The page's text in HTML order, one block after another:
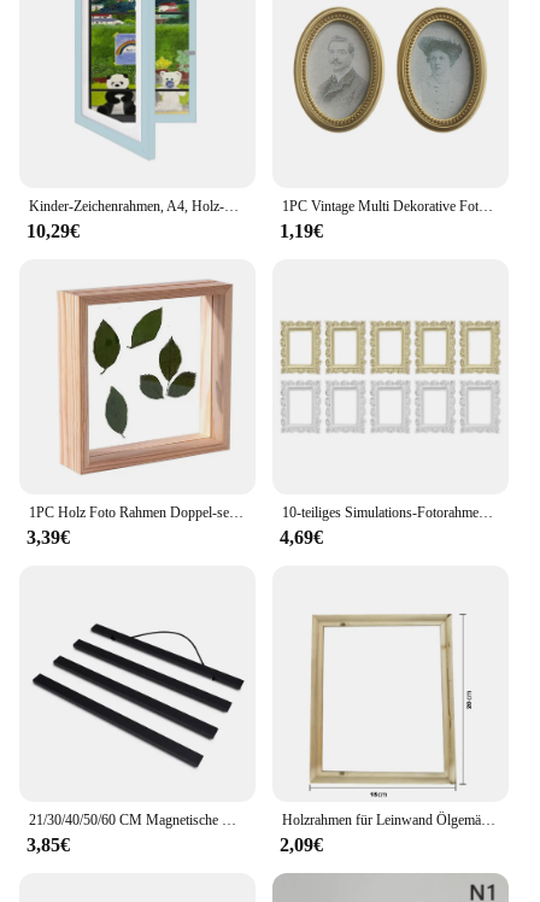
10,29€
1PC Vintage Multi Dekorative Foto Rahmen Online Home Decor Kunst Holz Hochzeit Mini Bilder Rahmen DIY Familie Home Decor
1,19€
1PC Holz Foto Rahmen Doppel-seitige Glas Foto Rahmen Home Dekoration Handwerk Sägemehl Foto Rahmen Hause Handwerk Desktop dekoration
3,39€
10-teiliges Simulations-Fotorahmen-Zubehör, dekorative Bilderrahmen, Vintage-Stil, für Zuhause, Schießen, Requisiten, Schmuck, Display, Handyhülle, Mini
4,69€
21/30/40/50/60 CM Magnetische Holz Scroll Poster Rahmen Foto Halter Print Poster Foto Poster Malerei holz Hängen Wohnkultur
3,85€
Holzrahmen für Leinwand Ölgemälde Natur DIY Rahmen Bild inneren Bilderrahmen
2,09€